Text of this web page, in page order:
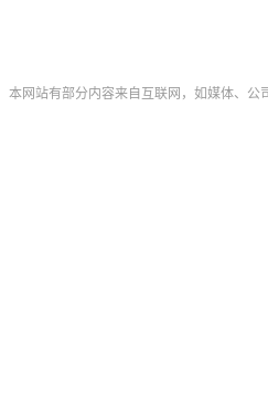
本网站有部分内容来自互联网，如媒体、